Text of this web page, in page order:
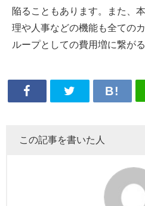
陥ることもあります。また、
理や人事などの機能も全ての
ループとしての費用増に繋が
この記事を書いた人